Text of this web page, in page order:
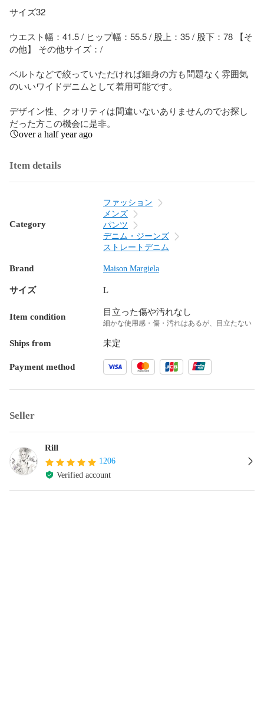
サイズ32
ウエスト幅：41.5 / ヒップ幅：55.5 / 股上：35 / 股下：78 【そ
の他】 その他サイズ：/
ベルトなどで絞っていただければ細身の方も問題なく雰囲気
のいいワイドデニムとして着用可能です。
デザイン性、クオリティは間違いないありませんのでお探し
だった方この機会に是非。
over a half year ago
Item details
Category
ファッション
メンズ
パンツ
デニム・ジーンズ
ストレートデニム
Brand Maison Margiela
サイズ L
Item condition 目立った傷や汚れなし
細かな使用感・傷・汚れはあるが、目立たない
Ships from 未定
Payment method
Seller
Rill
1206
Verified account